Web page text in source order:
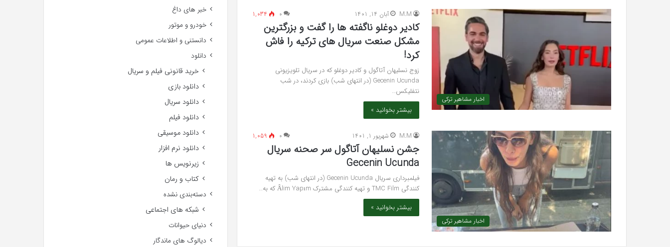
اخبار مشاهیر ترکی
M.M آبان 14, 1401 ۰ 1,034
کادیر دوغلو ناگفته ها را گفت و بزرگترین
مشکل صنعت سریال های ترکیه را فاش
کرد!
زوج نسلیهان آتاگول و کادیر دوغلو که در سریال تلویزیونی
Gecenin Ucunda (در انتهای شب) بازی کردند، در شب
نتفلیکس…
بیشتر بخوانید »
اخبار مشاهیر ترکی
M.M شهریور 1, 1401 ۰ 1,059
جشن نسلیهان آتاگول سر صحنه سریال
Gecenin Ucunda
فیلمبرداری سریال Gecenin Ucunda (در انتهای شب) به تهیه
کنندگی TMC Film و تهیه کنندگی مشترک Âlim Yapım که به…
بیشتر بخوانید »
خبر های داغ
خودرو و موتور
دانستنی و اطلاعات عمومی
دانلود
خرید قانونی فیلم و سریال
دانلود بازی
دانلود سریال
دانلود فیلم
دانلود موسیقی
دانلود نرم افزار
زیرنویس ها
کتاب و رمان
دسته‌بندی نشده
شبکه های اجتماعی
دنیای حیوانات
دیالوگ های ماندگار